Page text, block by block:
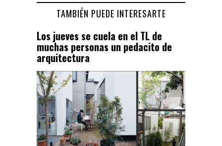
TAMBIÉN PUEDE INTERESARTE
Los jueves se cuela en el TL de
muchas personas un pedacito de
arquitectura